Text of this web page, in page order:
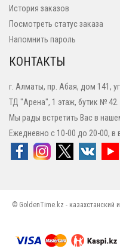
История заказов
Посмотреть статус заказа
Напомнить пароль
КОНТАКТЫ
г. Алматы, пр. Абая, дом 141,
ТД "Арена", 1 этаж, бутик № 42.
Мы рады встретить Вас в
Ежедневно с 10-00 до 20-00, в
© GoldenTime.kz - казахстанский